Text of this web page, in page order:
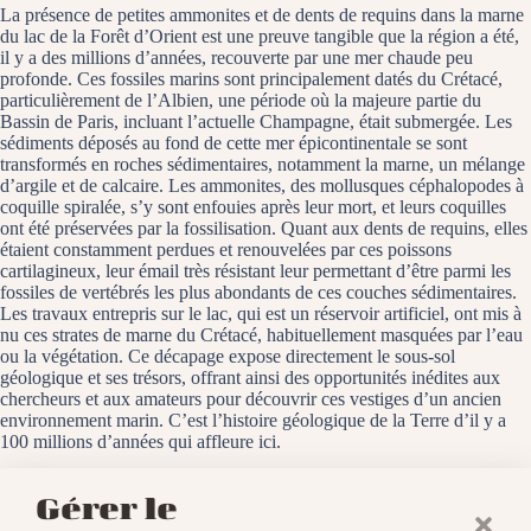
Gérer le
La présence de petites ammonites et de dents de requins dans la marne
du lac de la Forêt d’Orient est une preuve tangible que la région a été,
il y a des millions d’années, recouverte par une mer chaude peu
profonde. Ces fossiles marins sont principalement datés du Crétacé,
particulièrement de l’Albien, une période où la majeure partie du
Bassin de Paris, incluant l’actuelle Champagne, était submergée. Les
sédiments déposés au fond de cette mer épicontinentale se sont
transformés en roches sédimentaires, notamment la marne, un mélange
d’argile et de calcaire. Les ammonites, des mollusques céphalopodes à
coquille spiralée, s’y sont enfouies après leur mort, et leurs coquilles
ont été préservées par la fossilisation. Quant aux dents de requins, elles
étaient constamment perdues et renouvelées par ces poissons
cartilagineux, leur émail très résistant leur permettant d’être parmi les
fossiles de vertébrés les plus abondants de ces couches sédimentaires.
Les travaux entrepris sur le lac, qui est un réservoir artificiel, ont mis à
nu ces strates de marne du Crétacé, habituellement masquées par l’eau
ou la végétation. Ce décapage expose directement le sous-sol
géologique et ses trésors, offrant ainsi des opportunités inédites aux
chercheurs et aux amateurs pour découvrir ces vestiges d’un ancien
environnement marin. C’est l’histoire géologique de la Terre d’il y a
100 millions d’années qui affleure ici.